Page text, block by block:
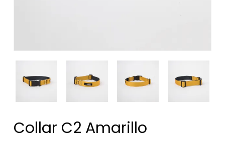
Collar C2 Amarillo